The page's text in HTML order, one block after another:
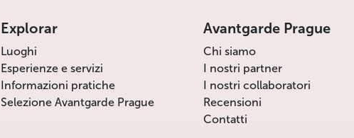
Explorar
Luoghi
Esperienze e servizi
Informazioni pratiche
Selezione Avantgarde Prague
Avantgarde Prague
Chi siamo
I nostri partner
I nostri collaboratori
Recensioni
Contatti